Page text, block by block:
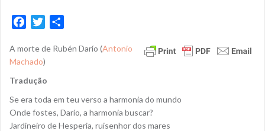
c
e
b
k
i
t
a
A morte de Rubén Darío (Antonio
Machado)
Tradução
Se era toda em teu verso a harmonia do mundo
Onde fostes, Darío, a harmonia buscar?
Jardineiro de Hesperia, ruisenhor dos mares